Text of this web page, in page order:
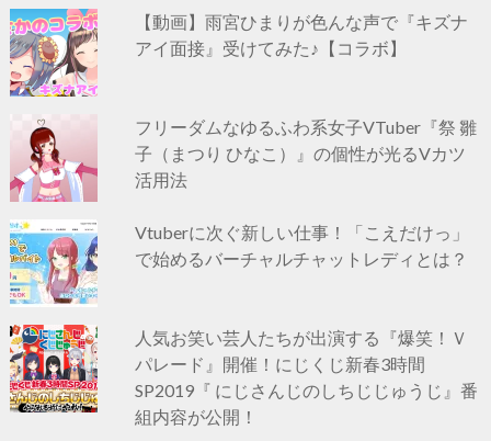
【動画】雨宮ひまりが色んな声で『キズナ
アイ面接』受けてみた♪【コラボ】
フリーダムなゆるふわ系女子VTuber『祭 雛
子（まつり ひなこ）』の個性が光るVカツ
活用法
Vtuberに次ぐ新しい仕事！「こえだけっ」
で始めるバーチャルチャットレディとは？
人気お笑い芸人たちが出演する『爆笑！Ｖ
パレード』開催！にじくじ新春3時間
SP2019『 にじさんじのしちじじゅうじ』番
組内容が公開！